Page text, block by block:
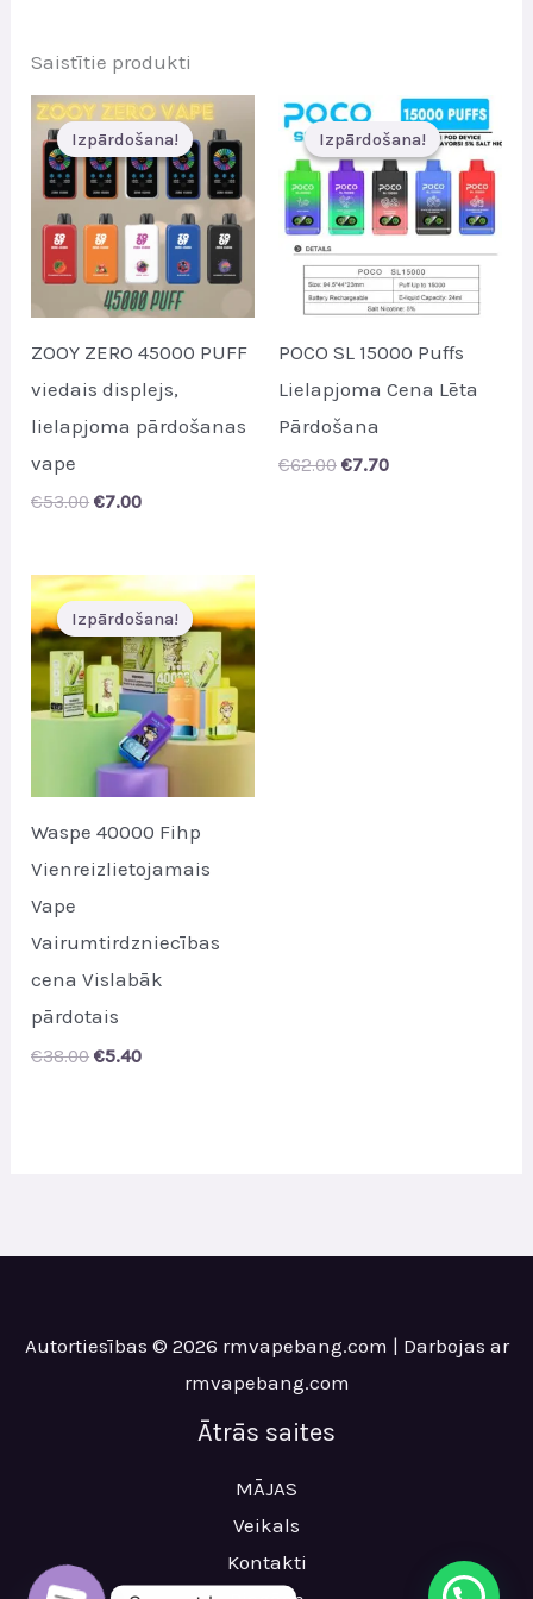
Saistītie produkti
Izpārdošana!
Izpārdošana!
ZOOY ZERO 45000 PUFF
viedais displejs,
lielapjoma pārdošanas
vape
€53.00 Original
€7.00Current
Izpārdošana!
Izpārdošana!
POCO SL 15000 Puffs
Lielapjoma Cena Lēta
Pārdošana
€62.00 Original
€7.70Current
Izpārdošana!
Izpārdošana!
Waspe 40000 Fihp
Vienreizlietojamais
Vape
Vairumtirdzniecības
cena Vislabāk
pārdotais
€38.00 Original
€5.40Current
Autortiesības © 2026 rmvapebang.com | Darbojas ar
rmvapebang.com
Ātrās saites
MĀJAS
Veikals
Kontakti